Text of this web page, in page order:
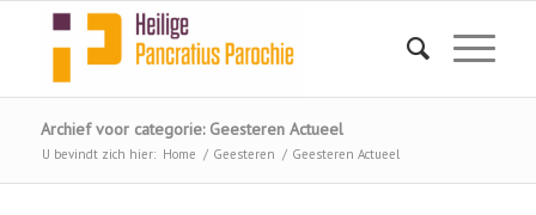
Archief voor categorie: Geesteren Actueel
U bevindt zich hier: Home / Geesteren / Geesteren Actueel